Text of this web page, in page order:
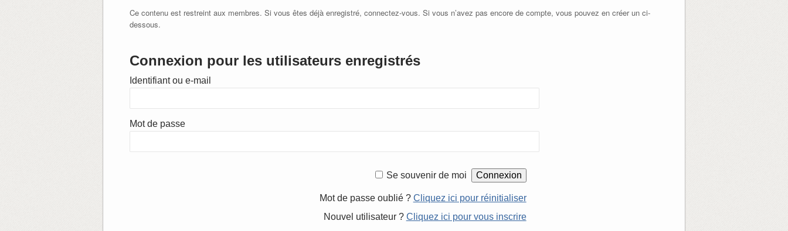
Ce contenu est restreint aux membres. Si vous êtes déjà enregistré, connectez-vous. Si vous n’avez pas encore de compte, vous pouvez en créer un ci-
dessous.
Connexion pour les utilisateurs enregistrés
Identifiant ou e-mail
Mot de passe
Se souvenir de moi
Mot de passe oublié ? Cliquez ici pour réinitialiser
Nouvel utilisateur ? Cliquez ici pour vous inscrire